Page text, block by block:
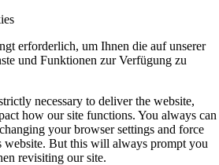
erforderlich, um Ihnen die auf unserer
und Funktionen zur Verfügung zu
necessary to deliver the website,
how our site functions. You always can
your browser settings and force
But this will always prompt you
revisiting our site.